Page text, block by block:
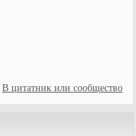
В цитатник или сообщество